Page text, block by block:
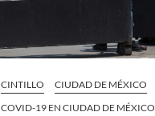
CINTILLO
CIUDAD DE MÉXICO
COVID-19 EN CIUDAD DE MÉXICO